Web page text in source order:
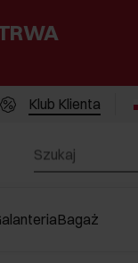
Klub Klienta
Bagaż